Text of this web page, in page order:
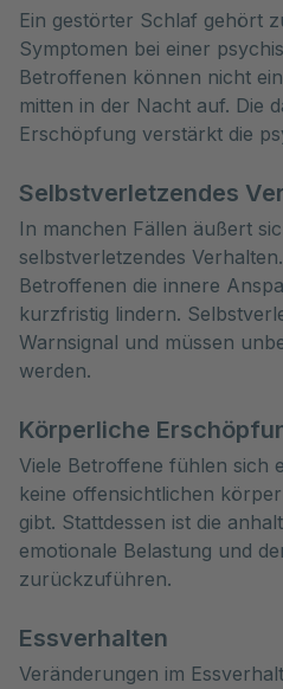
Ein gestörter Schlaf gehört
Symptomen bei einer
Betroffenen können nicht
mitten in der Nacht auf. Die
Erschöpfung verstärkt die
Selbstverletzendes
In manchen Fällen äußert
selbstverletzendes
Betroffenen die innere
kurzfristig lindern.
Warnsignal und müssen
werden.
Körperliche
Viele Betroffene fühlen sich
keine offensichtlichen
gibt. Stattdessen ist die
emotionale Belastung und
zurückzuführen.
Essverhalten
Veränderungen im